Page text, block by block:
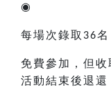
◉
每場次錄取 36名
免費參加，但收
活動結束後退還